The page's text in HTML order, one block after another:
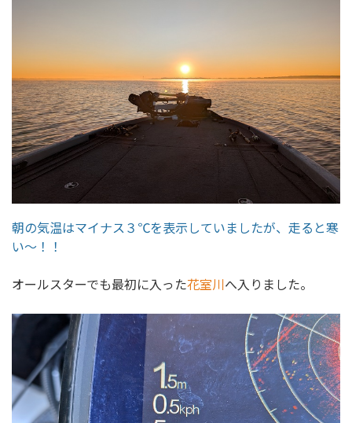
朝の気温はマイナス３℃を表示していましたが、走ると寒
い～！！
オールスターでも最初に入った花室川 へ入りました。